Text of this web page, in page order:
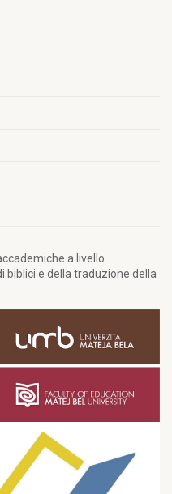
a livello
biblici e della traduzione della